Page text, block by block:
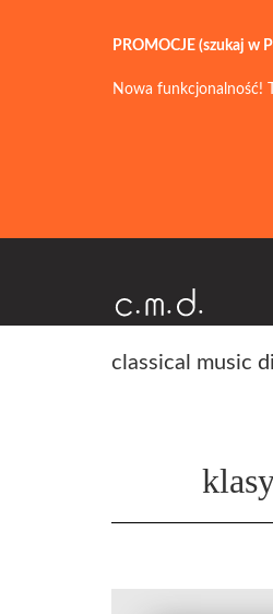
PROMOCJE (szukaj w
Nowa funkcjonalność!
classical music